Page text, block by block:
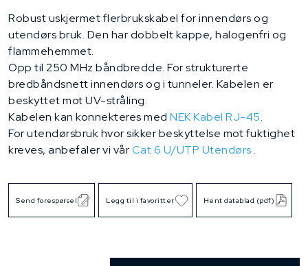
Robust uskjermet flerbrukskabel for innendørs og
utendørs bruk. Den har dobbelt kappe, halogenfri og
flammehemmet.
Opp til 250 MHz båndbredde. For strukturerte
bredbåndsnett innendørs og i tunneler. Kabelen er
beskyttet mot UV-stråling.
Kabelen kan konnekteres med NEK Kabel RJ-45.
For utendørsbruk hvor sikker beskyttelse mot fuktighet
kreves, anbefaler vi vårCat 6 U/UTP Utendørs .
Send forespørsel Legg til i favoritter Hent datablad (pdf)